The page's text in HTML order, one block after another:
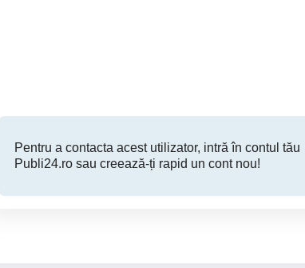
Pentru a contacta acest utilizator, intră în contul tău
Publi24.ro sau creează-ți rapid un cont nou!